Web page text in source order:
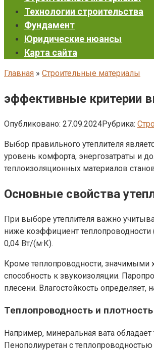
Технологии строительства
Фундамент
Юридические нюансы
Карта сайта
Главная » Строительные материалы
эффективные критерии
Опубликовано: 27.09.2024Рубрика:
Выбор правильного утеплителя
уровень комфорта, энергозатраты и
теплоизоляционных материалов
Основные свойства
При выборе утеплителя важно
ниже коэффициент
0,04 Вт/(м·К).
Кроме теплопроводности, значимыми
способность к звукоизоляции.
плесени. Влагостойкость
Теплопроводность и плотность
Например, минеральная вата
Пенополиуретан с